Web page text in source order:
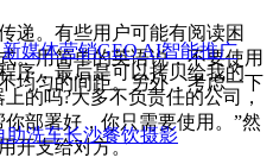
递。有些用户可能有阅读困
。用简单的英语说，不要使用
均匀的间距。另外，考虑一下
，最后是可以拷贝给我的
的吗?大多不负责任的公司，
部署好，你只需要使用。”然
开支给对方。
新媒体营销GEO AI智能推广
助洗车长沙餐饮摄影